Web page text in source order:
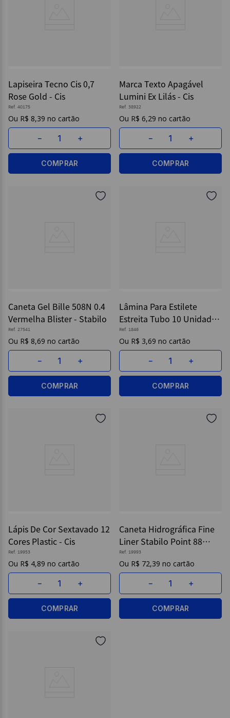
Lapiseira Tecno Cis 0,7
Rose Gold - Cis
Ref. 40175
R$ 8,39
＋
－
COMPRAR
Marca Texto Apagável
Lumini Ex Lilás - Cis
Ref. 38922
R$ 6,29
＋
－
COMPRAR
Caneta Gel Bille 508N 0.4
Vermelha Blister - Stabilo
Ref. 27541
R$ 8,69
＋
－
COMPRAR
Lâmina Para Estilete
Estreita Tubo 10 Unidades
- Cis
Ref. 1846
R$ 3,69
＋
－
COMPRAR
Lápis De Cor Sextavado 12
Cores Plastic - Cis
Ref. 19953
R$ 4,89
＋
－
COMPRAR
Caneta Hidrográfica Fine
Liner Stabilo Point 88
0.4mm C/ 10 - Cis
Ref. 19993
R$ 72,39
＋
－
COMPRAR